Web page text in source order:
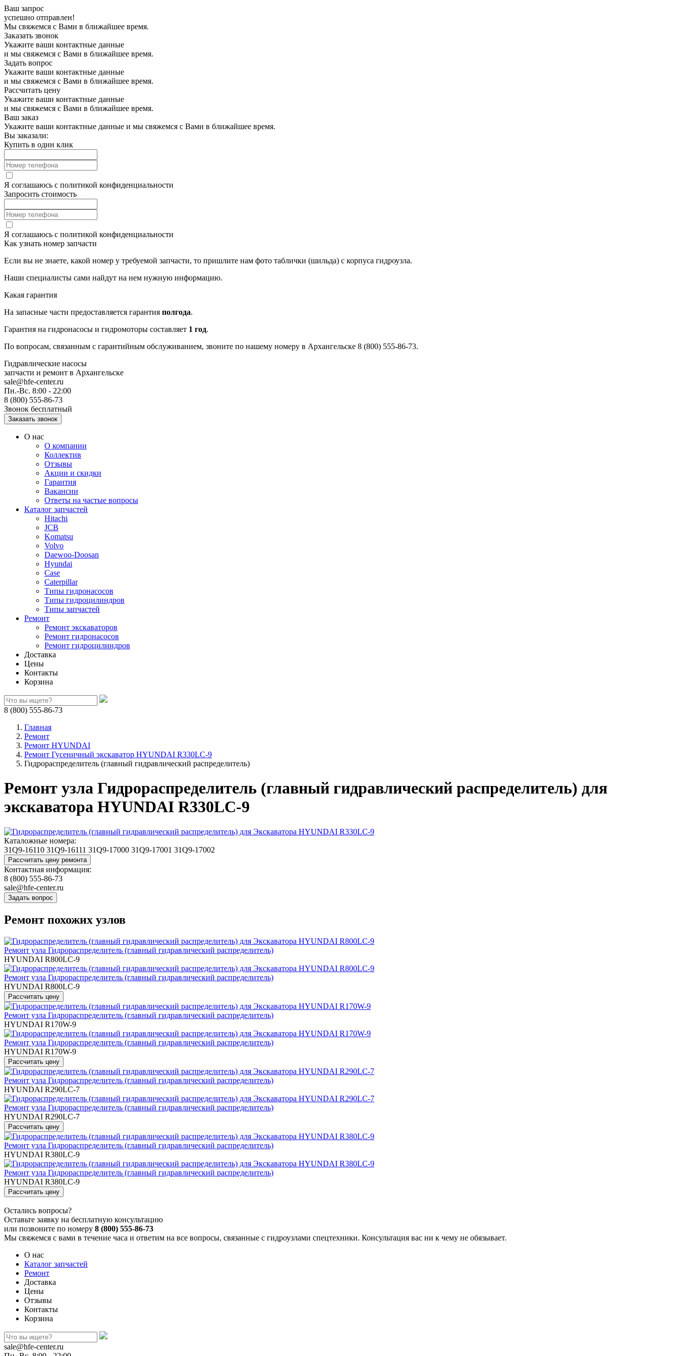
Ваш запрос
успешно отправлен!
Мы свяжемся с Вами в ближайшее время.
Заказать звонок
Укажите ваши контактные данные
и мы свяжемся с Вами в ближайшее время.
Задать вопрос
Укажите ваши контактные данные
и мы свяжемся с Вами в ближайшее время.
Рассчитать цену
Укажите ваши контактные данные
и мы свяжемся с Вами в ближайшее время.
Ваш заказ
Укажите ваши контактные данные и мы свяжемся с Вами в ближайшее время.
Вы заказали:
Купить в один клик
Я соглашаюсь с политикой конфиденциальности
Запросить стоимость
Я соглашаюсь с политикой конфиденциальности
Как узнать номер запчасти
Если вы не знаете, какой номер у требуемой запчасти, то пришлите нам фото таблички (шильда) с корпуса гидроузла.
Наши специалисты сами найдут на нем нужную информацию.
Какая гарантия
На запасные части предоставляется гарантия полгода.
Гарантия на гидронасосы и гидромоторы составляет 1 год.
По вопросам, связанным с гарантийным обслуживанием, звоните по нашему номеру в Архангельске 8 (800) 555-86-73.
Гидравлические насосы
запчасти и ремонт в Архангельске
sale@hfe-center.ru
Пн.-Вс. 8:00 - 22:00
8 (800) 555-86-73
Звонок бесплатный
О нас
О компании
Коллектив
Отзывы
Акции и скидки
Гарантия
Вакансии
Ответы на частые вопросы
Каталог запчастей
Hitachi
JCB
Komatsu
Volvo
Daewoo-Doosan
Hyundai
Case
Caterpillar
Типы гидронасосов
Типы гидроцилиндров
Типы запчастей
Ремонт
Ремонт экскаваторов
Ремонт гидронасосов
Ремонт гидроцилиндров
Доставка
Цены
Контакты
Корзина
8 (800) 555-86-73
Главная
Ремонт
Ремонт HYUNDAI
Ремонт Гусеничный экскаватор HYUNDAI R330LC-9
Гидрораспределитель (главный гидравлический распределитель)
Ремонт узла Гидрораспределитель (главный гидравлический распределитель) для
экскаватора HYUNDAI R330LC-9
Каталожные номера:
31Q9-16110 31Q9-16111 31Q9-17000 31Q9-17001 31Q9-17002
Контактная информация:
8 (800) 555-86-73
sale@hfe-center.ru
Ремонт похожих узлов
Ремонт узла Гидрораспределитель (главный гидравлический распределитель)
HYUNDAI R800LC-9
Ремонт узла Гидрораспределитель (главный гидравлический распределитель)
HYUNDAI R800LC-9
Ремонт узла Гидрораспределитель (главный гидравлический распределитель)
HYUNDAI R170W-9
Ремонт узла Гидрораспределитель (главный гидравлический распределитель)
HYUNDAI R170W-9
Ремонт узла Гидрораспределитель (главный гидравлический распределитель)
HYUNDAI R290LC-7
Ремонт узла Гидрораспределитель (главный гидравлический распределитель)
HYUNDAI R290LC-7
Ремонт узла Гидрораспределитель (главный гидравлический распределитель)
HYUNDAI R380LC-9
Ремонт узла Гидрораспределитель (главный гидравлический распределитель)
HYUNDAI R380LC-9
Остались вопросы?
Оставьте заявку на бесплатную консультацию
или позвоните по номеру 8 (800) 555-86-73
Мы свяжемся с вами в течение часа и ответим на все вопросы, связанные с гидроузлами спецтехники. Консультация вас ни к чему не обязывает.
О нас
Каталог запчастей
Ремонт
Доставка
Цены
Отзывы
Контакты
Корзина
sale@hfe-center.ru